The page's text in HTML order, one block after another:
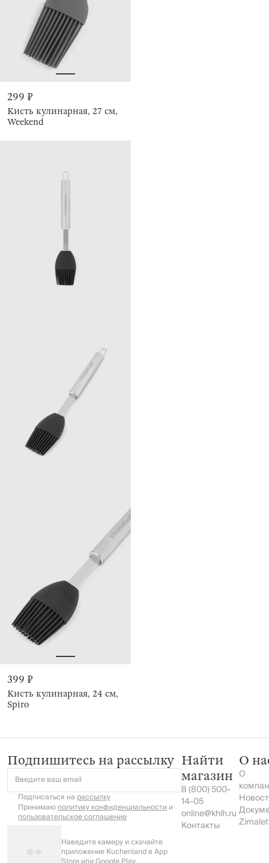
299 ₽
Кисть кулинарная, 27 см,
Weekend
399 ₽
Кисть кулинарная, 24 см,
Spiro
Подпишитесь на рассылку
Введите ваш email
Подписаться на рассылку
Принимаюполитику конфиденциальностии
пользовательское соглашение
Наведите камеру и скачайте
приложение Kuchenland в App
Найти
магазин
8 (800) 500-
14-05
online@khlh.ru
Контакты
О
О